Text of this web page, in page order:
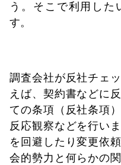
う。そこで利用した
す。
調査会社が反社チェ
えば、契約書などに
ての条項（反社条項
反応観察などを行い
を回避したり変更依
会的勢力と何らかの